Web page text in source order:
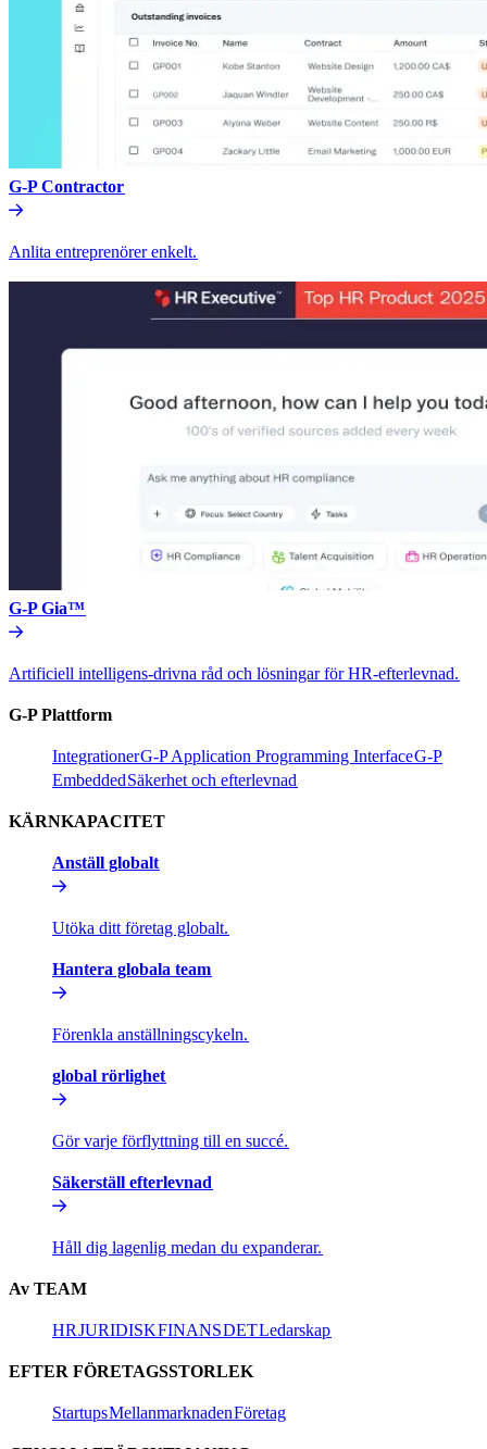
G-P Contractor​​
Anlita entreprenörer enkelt.​​
G-P Gia™​​
Artificiell intelligens-drivna råd och lösningar för HR-efterlevnad.​​
G-P Plattform​​
Integrationer​​G-P Application Programming Interface​​G-P
Embedded​​Säkerhet och efterlevnad​​
KÄRNKAPACITET​​
Anställ globalt​​
Utöka ditt företag globalt.​​
Hantera globala team​​
Förenkla anställningscykeln.​​
global rörlighet​​
Gör varje förflyttning till en succé.​​
Säkerställ efterlevnad​​
Håll dig lagenlig medan du expanderar.​​
Av TEAM​​
HR​​JURIDISK​​FINANS​​DET​​Ledarskap​​
EFTER FÖRETAGSSTORLEK​​
Startups​​Mellanmarknaden​​Företag​​